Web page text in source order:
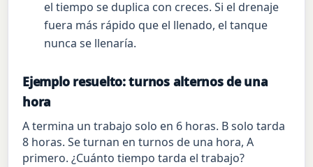
el tiempo se duplica con creces. Si el drenaje
fuera más rápido que el llenado, el tanque
nunca se llenaría.
Ejemplo resuelto: turnos alternos de una
hora
A termina un trabajo solo en 6 horas. B solo tarda
8 horas. Se turnan en turnos de una hora, A
primero. ¿Cuánto tiempo tarda el trabajo?